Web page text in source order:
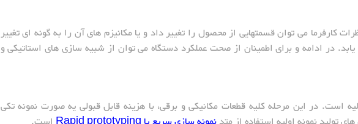
کارفرما می توان قسمتهایی از محصول را تغییر داد و یا مکانیزم های آن را به گونه ای تغییر
در ادامه و برای اطمینان از صحت عملکرد دستگاه می توان از شبیه سازی های استاتیکی و
است. در این مرحله کلیه قطعات مکانیکی و برقی، با هزینه قابل قبولی یه صورت نمونه تکی